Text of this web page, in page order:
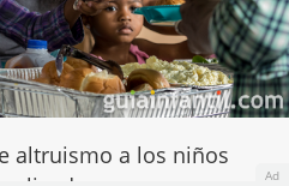
altruismo a los niños
Ad